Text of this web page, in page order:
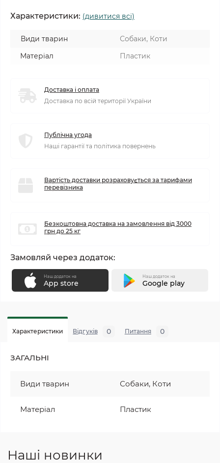
Характеристики: (дивитися всі)
Види тварин
Собаки, Коти
Матеріал
Пластик
Доставка і оплата
Доставка по всій території України
Публічна угода
Наші гарантії та політика повернень
Вартість доставки розраховується за тарифами
перевізника
Безкоштовна доставка на замовлення від 3000
грн до 25 кг
Замовляй через додаток:
Наш додаток на
App store
Наш додаток на
Google play
Характеристики Відгуків 0 Питання 0
ЗАГАЛЬНІ
Види тварин Собаки, Коти
Матеріал Пластик
Наші новинки